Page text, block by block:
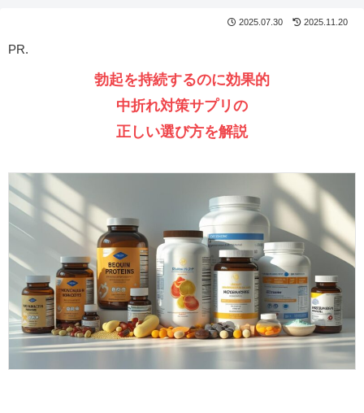
2025.07.30 2025.11.20
PR.
勃起を持続するのに効果的
中折れ対策サプリの
正しい選び方を解説